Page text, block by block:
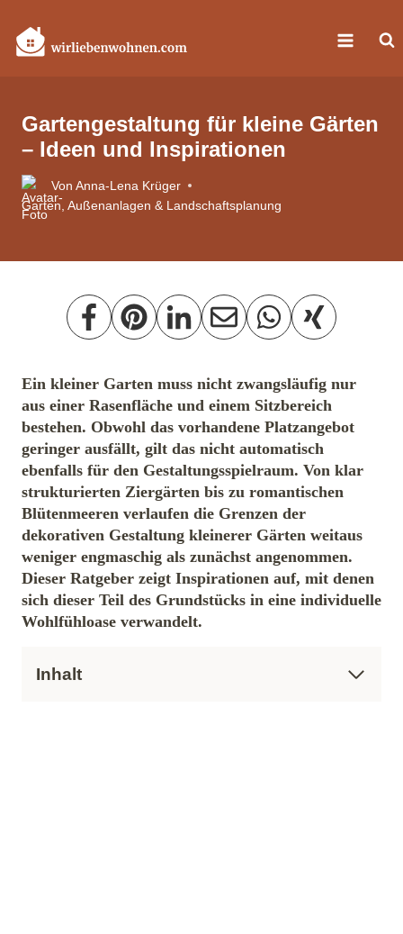
Inhalt
springen
Gartengestaltung für kleine Gärten
– Ideen und Inspirationen
Von Anna‑Lena Krüger
Garten, Außenanlagen & Landschaftsplanung
Ein kleiner Garten muss nicht zwangsläufig nur
aus einer Rasenfläche und einem Sitzbereich
bestehen. Obwohl das vorhandene Platzangebot
geringer ausfällt, gilt das nicht automatisch
ebenfalls für den Gestaltungsspielraum. Von klar
strukturierten Ziergärten bis zu romantischen
Blütenmeeren verlaufen die Grenzen der
dekorativen Gestaltung kleinerer Gärten weitaus
weniger engmaschig als zunächst angenommen.
Dieser Ratgeber zeigt Inspirationen auf, mit denen
sich dieser Teil des Grundstücks in eine individuelle
Wohlfühloase verwandelt.
Inhalt